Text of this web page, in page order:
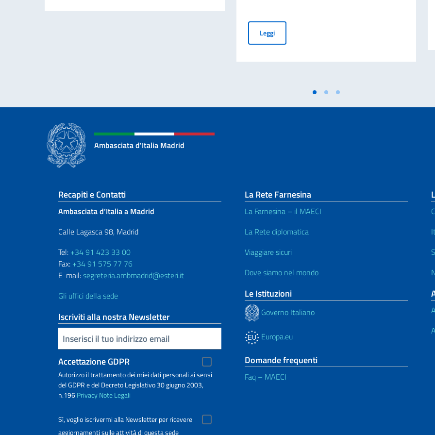
LeggiSCUOLA STATALE ITALIANA DI MADRID – AVVISI DI
Ambasciata d'Italia Madrid
Sezione footer
Recapiti e Contatti
Ambasciata d’Italia a Madrid
Calle Lagasca 98, Madrid
Tel: +34 91 423 33 00
Fax: +34 91 575 77 76
E-mail:segreteria.ambmadrid@esteri.it
Gli uffici della sede
Iscriviti alla nostra Newsletter
Inserisci la tua email
Accettazione GDPR
Autorizzo il trattamento dei miei dati personali ai sensi
del GDPR e del Decreto Legislativo 30 giugno 2003,
n.196PrivacyNote Legali
Sì, voglio iscrivermi alla Newsletter per ricevere
aggiornamenti sulle attività di questa sede
La Rete Farnesina
La Farnesina – il MAECI
La Rete diplomatica
Viaggiare sicuri
Dove siamo nel mondo
Le Istituzioni
Governo Italiano
Europa.eu
Domande frequenti
Faq – MAECI